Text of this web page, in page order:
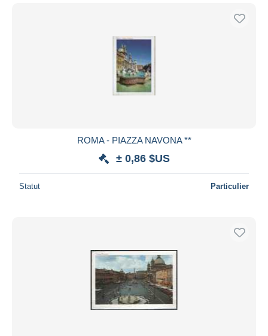
ROMA - PIAZZA NAVONA **
± 0,86 $US
Statut Particulier